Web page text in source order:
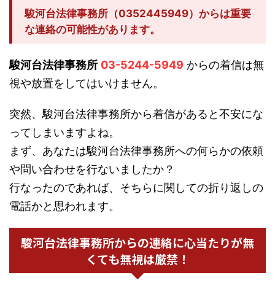
駿河台法律事務所（0352445949）からは重要
な連絡の可能性があります。
駿河台法律事務所 03-5244-5949 からの着信は無
視や放置をしてはいけません。
突然、駿河台法律事務所から着信があると不安にな
ってしまいますよね。
まず、あなたは駿河台法律事務所への何らかの依頼
や問い合わせを行ないましたか？
行なったのであれば、そちらに関しての折り返しの
電話かと思われます。
駿河台法律事務所からの連絡に心当たりが無
くても無視は厳禁！